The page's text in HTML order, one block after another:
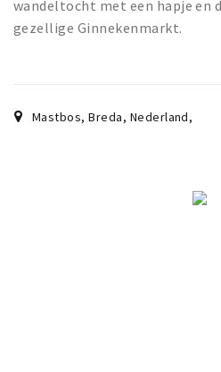
wandeltocht met een hapje en
gezellige Ginnekenmarkt.
Mastbos, Breda, Nederland,